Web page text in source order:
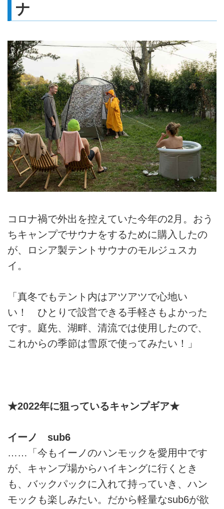
ナ
コロナ禍で外出を控えていた今年の2月。おう
ちキャンプでサウナをするために購入したの
が、ロシア製テントサウナのモルジュスカ
イ。
「真冬でもテント内はアツアツで心地い
い！ ひとりで設営できる手軽さもよかった
です。庭先、湖畔、清流では使用したので、
これからの季節は雪原で使ってみたい！」
★2022年に狙っているキャンプギア★
イーノ sub6
……「今もイーノのハンモックを愛用中です
が、キャンプ場からハイキングに行くとき
も、バックパックに入れて持っていき、ハン
モックも楽しみたい。だから軽量なsub6が欲